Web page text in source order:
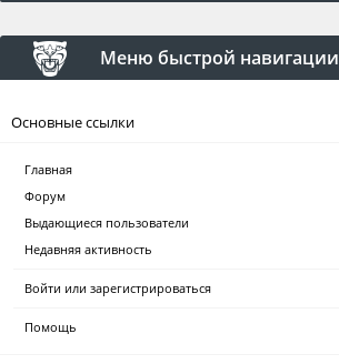
Меню быстрой навигации
Основные ссылки
Главная
Форум
Выдающиеся пользователи
Недавняя активность
Войти или зарегистрироваться
Помощь